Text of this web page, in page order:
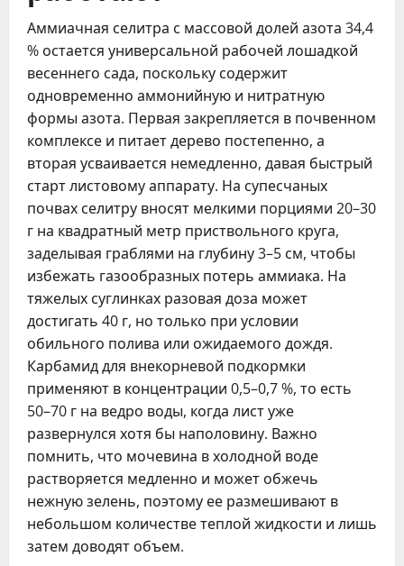
Аммиачная селитра с массовой долей азота 34,4
% остается универсальной рабочей лошадкой
весеннего сада, поскольку содержит
одновременно аммонийную и нитратную
формы азота. Первая закрепляется в почвенном
комплексе и питает дерево постепенно, а
вторая усваивается немедленно, давая быстрый
старт листовому аппарату. На супесчаных
почвах селитру вносят мелкими порциями 20–30
г на квадратный метр приствольного круга,
заделывая граблями на глубину 3–5 см, чтобы
избежать газообразных потерь аммиака. На
тяжелых суглинках разовая доза может
достигать 40 г, но только при условии
обильного полива или ожидаемого дождя.
Карбамид для внекорневой подкормки
применяют в концентрации 0,5–0,7 %, то есть
50–70 г на ведро воды, когда лист уже
развернулся хотя бы наполовину. Важно
помнить, что мочевина в холодной воде
растворяется медленно и может обжечь
нежную зелень, поэтому ее размешивают в
небольшом количестве теплой жидкости и лишь
затем доводят объем.